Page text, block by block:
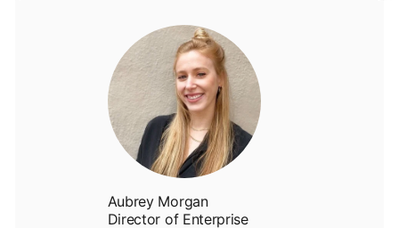
Aubrey Morgan
Director of Enterprise